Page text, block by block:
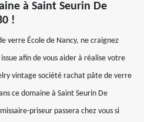
à Saint Seurin De
!
verre École de Nancy, ne craignez
afin de vous aider à réalise votre
vintage société rachat pâte de verre
ce domaine à Saint Seurin De
priseur passera chez vous si